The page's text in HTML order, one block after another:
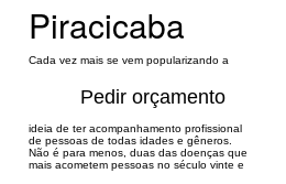
Pedir orçamento
Piracicaba
Cada vez mais se vem popularizando a
ideia de ter acompanhamento profissional
de pessoas de todas idades e gêneros.
Não é para menos, duas das doenças que
mais acometem pessoas no século vinte e